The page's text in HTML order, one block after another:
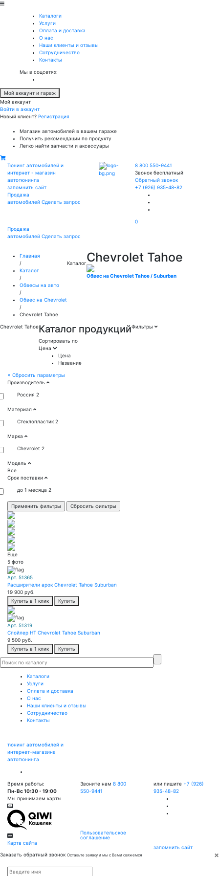
Каталоги
Услуги
Оплата и доставка
О нас
Наши клиенты и отзывы
Сотрудничество
Контакты
Мы в соцсетях:
Мой аккаунт и гараж
Мой аккаунт
Войти в аккаунт
Новый клиент? Регистрация
Магазин автомобилей в вашем гараже
Получить рекомендации по продукту
Легко найти запчасти и аксессуары
Тюнинг автомобилей и
интернет - магазин
автотюнинга
запомнить сайт
Продажа
автомобилей Сделать запрос
8 800 550-9441
Звонок бесплатный
Обратный звонок
+7 (926) 935-48-82
0
Продажа
автомобилей Сделать запрос
Главная
/
Каталог
/
Обвесы на авто
/
Обвес на Chevrolet
/
Chevrolet Tahoe
КаталогChevrolet Tahoe
Обвес на Chevrolet Tahoe / Suburban
Chevrolet TahoeКаталог продукций
Сортировать по
Цена
Цена
Название
Фильтры
× Сбросить параметры
Производитель
Россия 2
Материал
Стеклопластик 2
Марка
Chevrolet 2
Модель
Все
Срок поставки
до 1 месяца 2
Еще
5 фото
Арт. 51365
Расширители арок Chevrolet Tahoe Suburban
19 900 руб.
Купить в 1 клик
Купить
Арт. 51319
Спойлер HT Chevrolet Tahoe Suburban
9 500 руб.
Купить в 1 клик
Купить
Каталоги
Услуги
Оплата и доставка
О нас
Наши клиенты и отзывы
Сотрудничество
Контакты
тюнинг автомобилей и
интернет-магазина
автотюнинга
Время работы:
Пн-Вс 10:30 - 19:00
Мы принимаем карты
Карта сайта
Звоните нам 8 800
550-9441
Пользовательское
соглашение
или пишите +7 (926)
935-48-82
запомнить сайт
×
Заказать обратный звонок Оставьте заявку и мы с Вами свяжемся